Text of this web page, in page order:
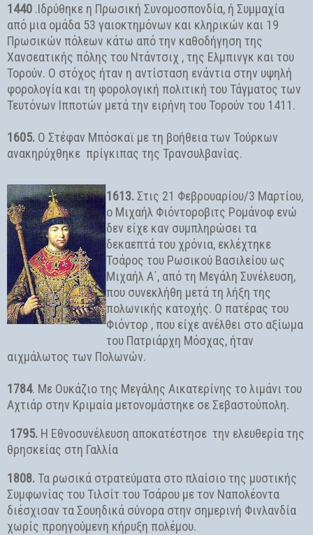
1440 .Ιδρύθηκε η Πρωσική Συνομοσπονδία, ή Συμμαχία
από μια ομάδα 53 γαιοκτημόνων και κληρικών και 19
Πρωσικών πόλεων κάτω από την καθοδήγηση της
Χανσεατικής πόλης του Ντάντσιχ , της Ελμπινγκ και του
Τορούν. Ο στόχος ήταν η αντίσταση ενάντια στην υψηλή
φορολογία και τη φορολογική πολιτική του Τάγματος των
Τευτόνων Ιπποτών μετά την ειρήνη του Τορούν του 1411.
1605. Ο Στέφαν Μπόσκαϊ με τη βοήθεια των Τούρκων
ανακηρύχθηκε πρίγκιπας της Τρανσυλβανίας.
1613.Στις 21 Φεβρουαρίου/3 Μαρτίου,
ο Μιχαήλ Φιόντοροβιτς Ρομάνοφ ενώ
δεν είχε καν συμπληρώσει τα
δεκαεπτά του χρόνια, εκλέχτηκε
Τσάρος του Ρωσικού Βασιλείου ως
Μιχαήλ Α΄, από τη Μεγάλη Συνέλευση,
που συνεκλήθη μετά τη λήξη της
πολωνικής κατοχής. Ο πατέρας του
Φιόντορ , που είχε ανέλθει στο αξίωμα
του Πατριάρχη Μόσχας, ήταν
αιχμάλωτος των Πολωνών.
1784. Με Ουκάζιο της Μεγάλης Αικατερίνης το λιμάνι του
Αχτιάρ στην Κριμαία μετονομάστηκε σε Σεβαστούπολη.
1795. Η Εθνοσυνέλευση αποκατέστησε την ελευθερία της
θρησκείας στη Γαλλία
1808.Τα ρωσικά στρατεύματα στο πλαίσιο της μυστικής
Συμφωνίας του Τιλσίτ του Τσάρου με τον Ναπολέοντα
διέσχισαν τα Σουηδικά σύνορα στην σημερινή Φινλανδία
χωρίς προηγούμενη κήρυξη πολέμου.